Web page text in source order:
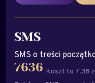
SMS
SMS o treści
7636 Koszt to 7.38